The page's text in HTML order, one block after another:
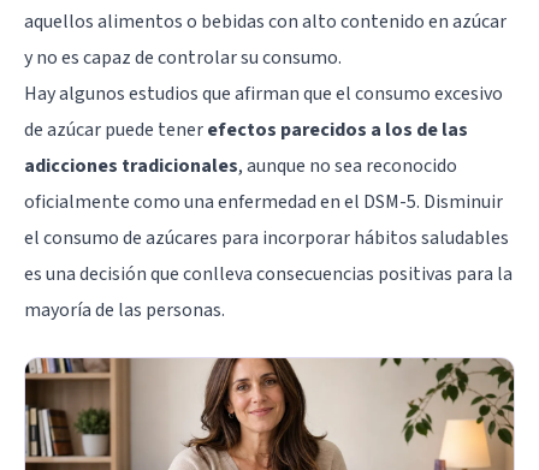
aquellos alimentos o bebidas con alto contenido en azúcar
y no es capaz de controlar su consumo.
Hay algunos estudios que afirman que el consumo excesivo
de azúcar puede tenerefectos parecidos a los de las
adicciones tradicionales, aunque no sea reconocido
oficialmente como una enfermedad en el DSM-5. Disminuir
el consumo de azúcares para incorporar hábitos saludables
es una decisión que conlleva consecuencias positivas para la
mayoría de las personas.